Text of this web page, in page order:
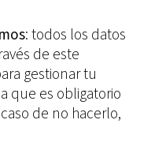
: todos los datos
de este
gestionar tu
que es obligatorio
de no hacerlo,